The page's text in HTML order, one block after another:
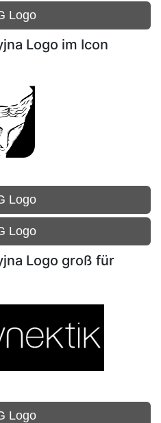
Logo
Logo im Icon
Logo
Logo
Logo groß für
Logo